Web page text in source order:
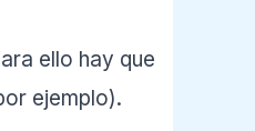
ello hay que
ejemplo).